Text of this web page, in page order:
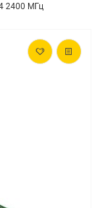
2400 МГц